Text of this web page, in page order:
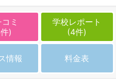
ミ
)
学校レポート
(4件)
情報 料金表